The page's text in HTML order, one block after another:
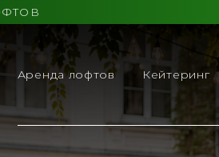
Аренда лофтов Кейтеринг